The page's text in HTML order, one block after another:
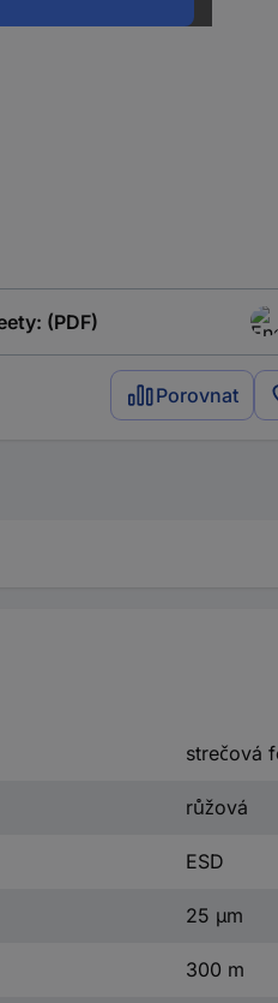
(PDF)
Porovnat
strečová
růžová
ESD
25 µm
300 m